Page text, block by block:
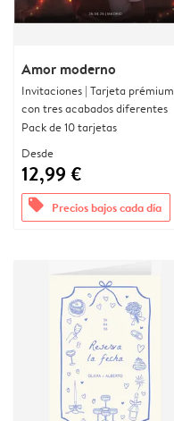
Amor moderno
Invitaciones | Tarjeta prémium
con tres acabados diferentes
Pack de 10 tarjetas
Desde
12,99 €
offers Precios bajos cada día